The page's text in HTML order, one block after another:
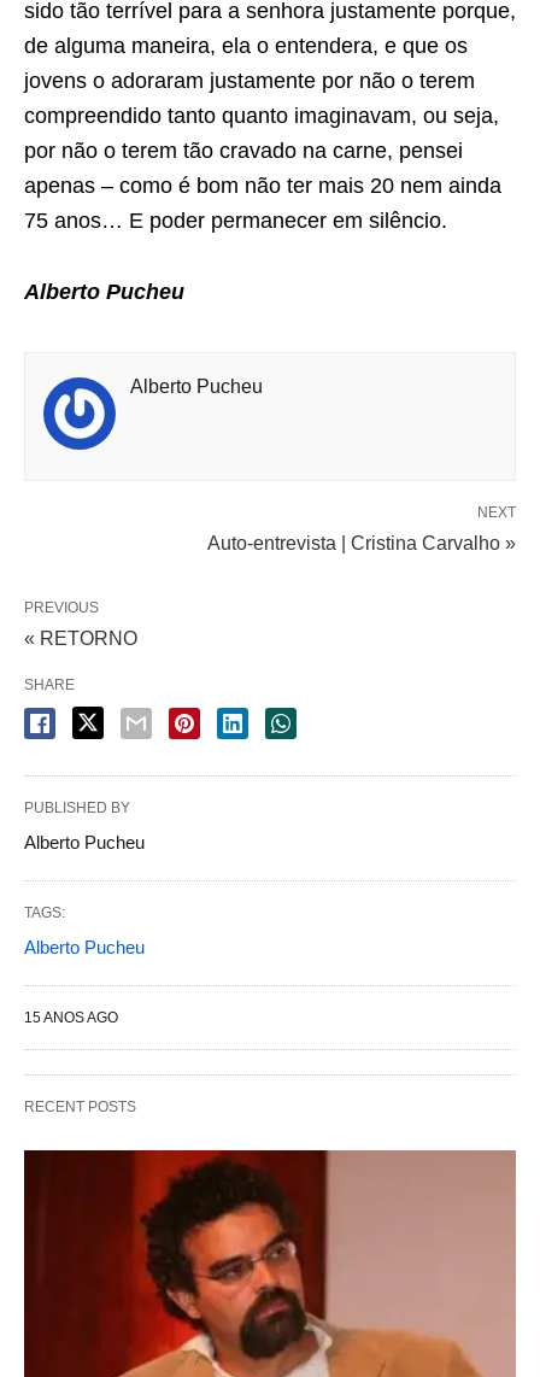
sido tão terrível para a senhora justamente porque,
de alguma maneira, ela o entendera, e que os
jovens o adoraram justamente por não o terem
compreendido tanto quanto imaginavam, ou seja,
por não o terem tão cravado na carne, pensei
apenas – como é bom não ter mais 20 nem ainda
75 anos… E poder permanecer em silêncio.
Alberto Pucheu
Alberto Pucheu
NEXT
Auto-entrevista | Cristina Carvalho »
PREVIOUS
« RETORNO
SHARE
PUBLISHED BY
Alberto Pucheu
TAGS:
Alberto Pucheu
15 ANOS AGO
RECENT POSTS